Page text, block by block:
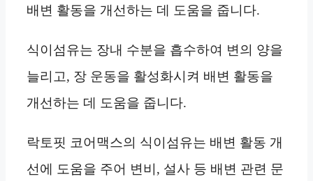
배변 활동을 개선하는 데 도움을 줍니다.
식이섬유는 장내 수분을 흡수하여 변의 양을
늘리고, 장 운동을 활성화시켜 배변 활동을
개선하는 데 도움을 줍니다.
락토핏 코어맥스의 식이섬유는 배변 활동 개
선에 도움을 주어 변비, 설사 등 배변 관련 문